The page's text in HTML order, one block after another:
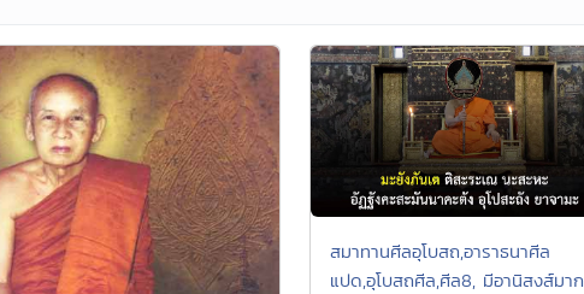
สมาทานศีลอุโบสถ,อาราธนาศีล
แปด,อุโบสถศีล,ศีล8, มีอานิสงส์มาก